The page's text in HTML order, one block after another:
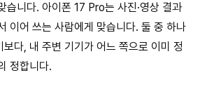
습니다. 아이폰 17 Pro는 사진·영상 결과
이어 쓰는 사람에게 맞습니다. 둘 중 하나
다, 내 주변 기기가 어느 쪽으로 이미 정
정합니다.